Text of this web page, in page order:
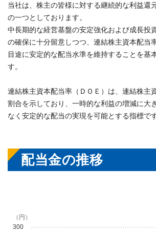
当社は、株主の皆様に対する継続的な利益還
の一つとしております。
中長期的な経営基盤の安定強化および成長投
の確保に十分留意しつつ、連結株主資本配当
目途に安定的な配当水準を維持することを基
す。
連結株主資本配当率（ＤＯＥ）は、連結株主
割合を示しており、一時的な利益の増減に大
なく安定的な配当の実現を可能とする指標です
配当金の推移
300
（円）